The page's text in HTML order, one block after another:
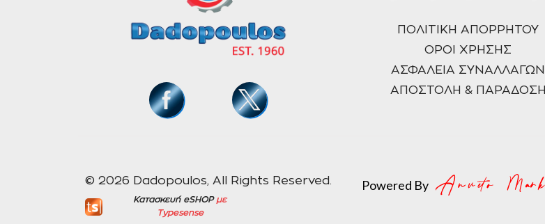
ΠΟΛΙΤΙΚΗ ΑΠΟΡΡΗΤΟΥ
ΟΡΟΙ ΧΡΗΣΗΣ
ΑΣΦΑΛΕΙΑ ΣΥΝΑΛΛΑΓΩΝ
ΑΠΟΣΤΟΛΗ & ΠΑΡΑΔΟΣΗ
© 2026 Dadopoulos, All Rights Reserved.
Κατασκευή eSHOPμε
Typesense
Powered By